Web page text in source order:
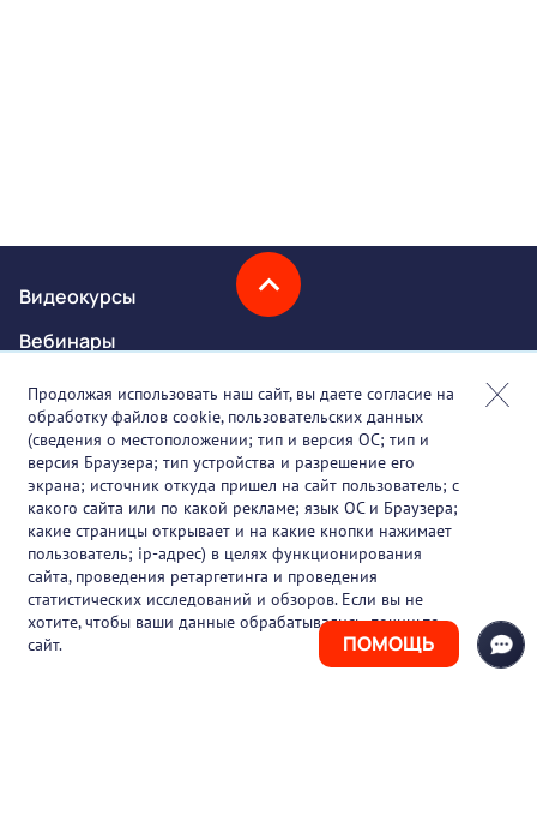
ПОМОЩЬ
Видеокурсы
Вебинары
Онлайн-события
Партнеры
О проекте
Вакансии
Блог
Контакты
Продолжая использовать наш сайт, вы даете согласие на
обработку файлов cookie, пользовательских данных
(сведения о местоположении; тип и версия ОС; тип и
версия Браузера; тип устройства и разрешение его
экрана; источник откуда пришел на сайт пользователь; с
какого сайта или по какой рекламе; язык ОС и Браузера;
какие страницы открывает и на какие кнопки нажимает
пользователь; ip-адрес) в целях функционирования
сайта, проведения ретаргетинга и проведения
статистических исследований и обзоров. Если вы не
хотите, чтобы ваши данные обрабатывались, покиньте
сайт.